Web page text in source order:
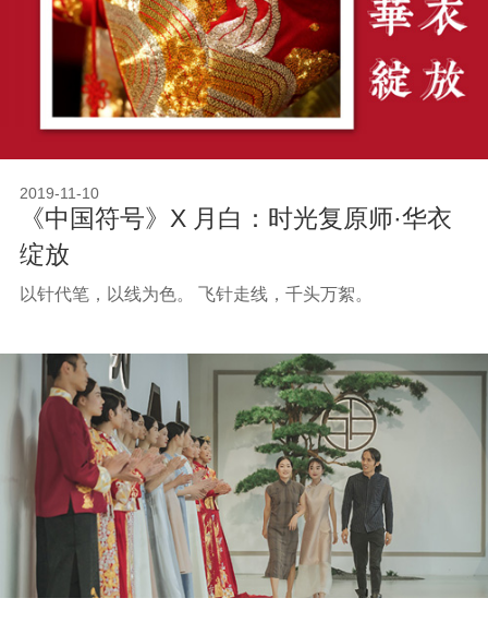
2019-11-10
《中国符号》X 月白：时光复原师·华衣
绽放
以针代笔，以线为色。 飞针走线，千头万絮。